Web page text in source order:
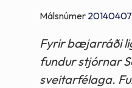
Málsnúmer
Fyrir bæjarráði
fundur stjórnar
sveitarfélaga.